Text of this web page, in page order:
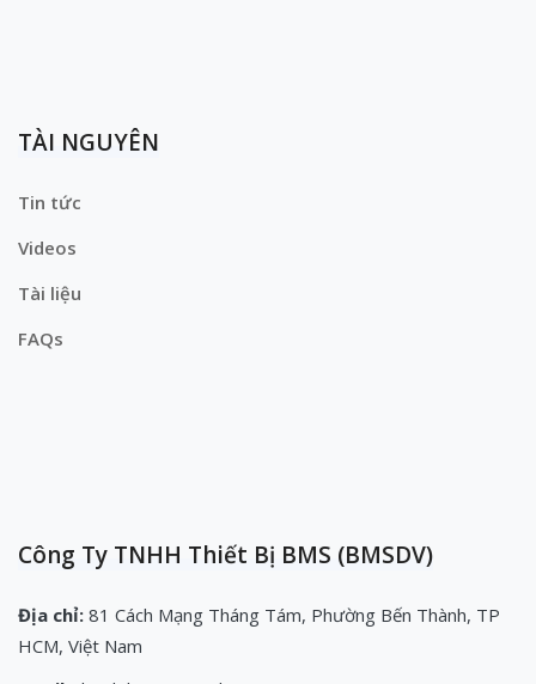
TÀI NGUYÊN
Tin tức
Videos
Tài liệu
FAQs
Công Ty TNHH Thiết Bị BMS (BMSDV)
Địa chỉ: 81 Cách Mạng Tháng Tám, Phường Bến Thành, TP
HCM, Việt Nam